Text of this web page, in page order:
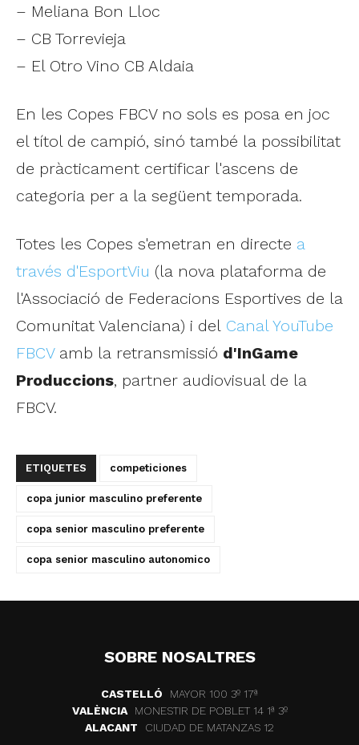
– Meliana Bon Lloc
– CB Torrevieja
– El Otro Vino CB Aldaia
En les Copes FBCV no sols es posa en joc
el títol de campió, sinó també la possibilitat
de pràcticament certificar l'ascens de
categoria per a la següent temporada.
Totes les Copes s'emetran en directe a
través d'EsportViu (la nova plataforma de
l'Associació de Federacions Esportives de la
Comunitat Valenciana) i del Canal YouTube
FBCVamb la retransmissió d'InGame
Produccions, partner audiovisual de la
FBCV.
ETIQUETES competiciones
copa junior masculino preferente
copa senior masculino preferente
copa senior masculino autonomico
SOBRE NOSALTRES
CASTELLÓ
MAYOR 100 3º 17ª
VALÈNCIA
MONESTIR DE POBLET 14 1ª 3º
ALACANT
CIUDAD DE MATANZAS 12